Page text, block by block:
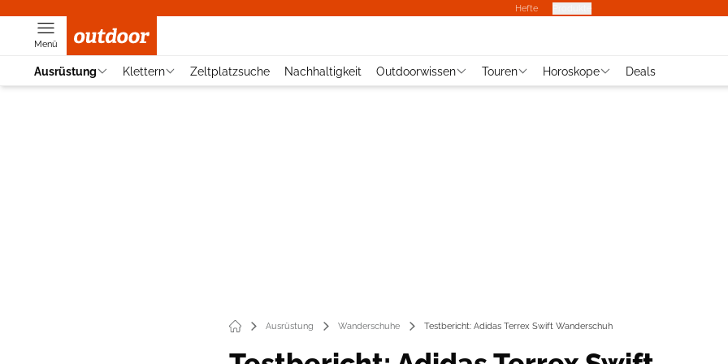
Hefte
Menü
Ausrüstung Klettern Zeltplatzsuche Nachhaltigkeit Outdoorwissen Touren Horoskope Deals
Ausrüstung Wanderschuhe Testbericht: Adidas Terrex Swift Wanderschuh